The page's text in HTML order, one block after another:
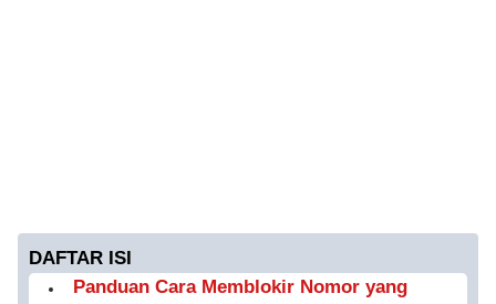
DAFTAR ISI
Panduan Cara Memblokir Nomor yang